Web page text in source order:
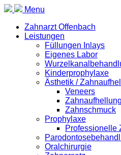
Menu
Zahnarzt Offenbach
Leistungen
Füllungen Inlays
Eigenes Labor
Kinderprophylaxe
Ästhetik /
Veneers
Zahnschmuck
Prophylaxe
Professionelle
Oralchirurgie